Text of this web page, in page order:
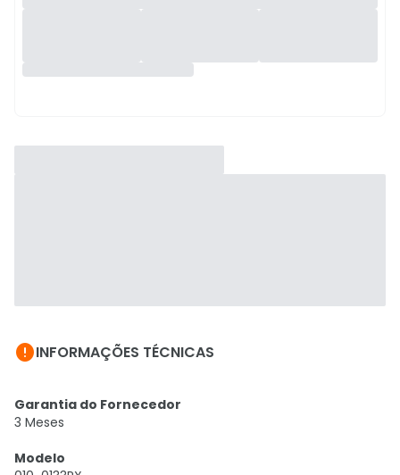
INFORMAÇÕES TÉCNICAS
Garantia do Fornecedor
3 Meses
Modelo